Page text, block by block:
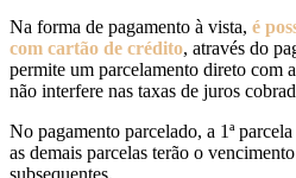
Na forma de pagamento à vista, é
com cartão de crédito, através do
permite um parcelamento direto com
não interfere nas taxas de juros
No pagamento parcelado, a 1ª
as demais parcelas terão o